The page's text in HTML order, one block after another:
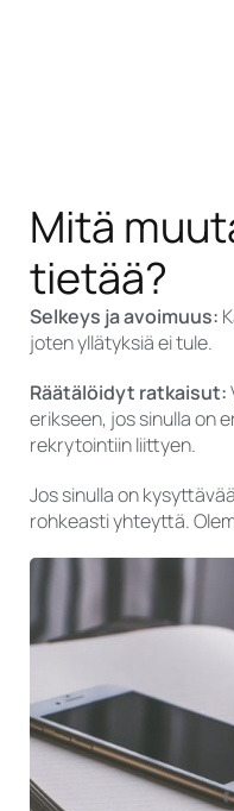
Mitä
tietää?
Selkeys ja avoimuus:
joten yllätyksiä ei tule.
Räätälöidyt ratkaisut:
erikseen, jos sinulla on
rekrytointiin liittyen.
Jos sinulla on
rohkeasti yhteyttä.